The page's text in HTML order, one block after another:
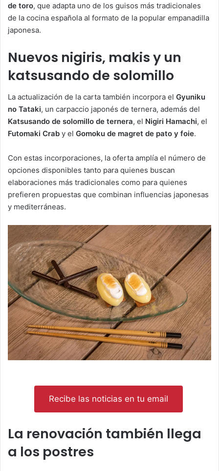
de toro, que adapta uno de los guisos más tradicionales
de la cocina española al formato de la popular empanadilla
japonesa.
Nuevos nigiris, makis y un
katsusando de solomillo
La actualización de la carta también incorpora el Gyuniku
no Tataki, un carpaccio japonés de ternera, además del
Katsusando de solomillo de ternera, el Nigiri Hamachi, el
Futomaki Crab y el Gomoku de magret de pato y foie.
Con estas incorporaciones, la oferta amplía el número de
opciones disponibles tanto para quienes buscan
elaboraciones más tradicionales como para quienes
prefieren propuestas que combinan influencias japonesas
y mediterráneas.
Recibe las noticias en tu email
La renovación también llega
a los postres